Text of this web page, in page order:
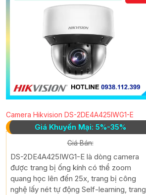
Camera Hikvision DS-2DE4A425IWG1-E
Giá Khuyến Mại: 5%-35%
Giá Bán:
DS-2DE4A425IWG1-E là dòng camera
được trang bị ống kính có thể zoom
quang học lên đến 25x, trang bị công
nghệ lấy nét tự động Self-learning, trang